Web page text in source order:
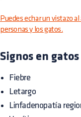
Puedes echar un vistazo
personas y los gatos.
Signos en gatos
Fiebre
Letargo
Linfadenopatía